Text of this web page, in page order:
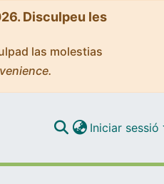
Disculpeu les
las molestias
Iniciar sessió